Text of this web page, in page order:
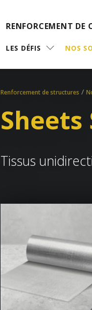
RENFORCEMENT DE
LES DÉFIS NOS
Renforcement de structures /
Sheets
Tissus